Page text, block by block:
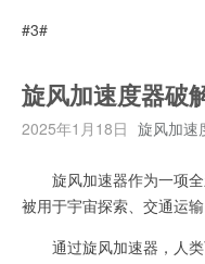
#3#
旋风加速度器破
2025年1月18日 旋风加速
旋风加速器作为一项全
被用于宇宙探索、交通运输
通过旋风加速器，人类